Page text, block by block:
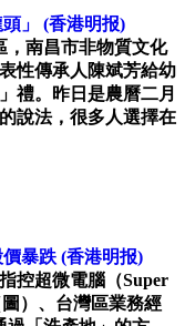
」
(香港明报)
，南昌市非物質文化
性傳承人陳斌芳給幼
禮。昨日是農曆二月
說法，很多人選擇在
暴跌 (香港明报)
控超微電腦（Super
）、台灣區業務經